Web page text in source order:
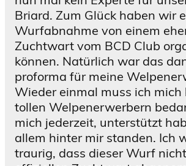
Briard. Zum Glück haben wir
Wurfabnahme von einem
Zuchtwart vom BCD Club
können. Natürlich war das
proforma für meine
Wieder einmal muss ich mich
tollen Welpenerwerbern
mich jederzeit, unterstützt
allem hinter mir standen. Ich
traurig, dass dieser Wurf